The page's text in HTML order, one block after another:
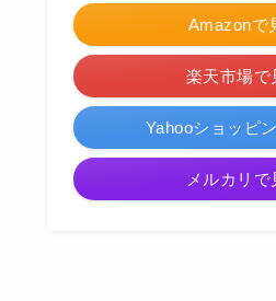
Amazonで
楽天市場で
Yahooショッピ
メルカリで